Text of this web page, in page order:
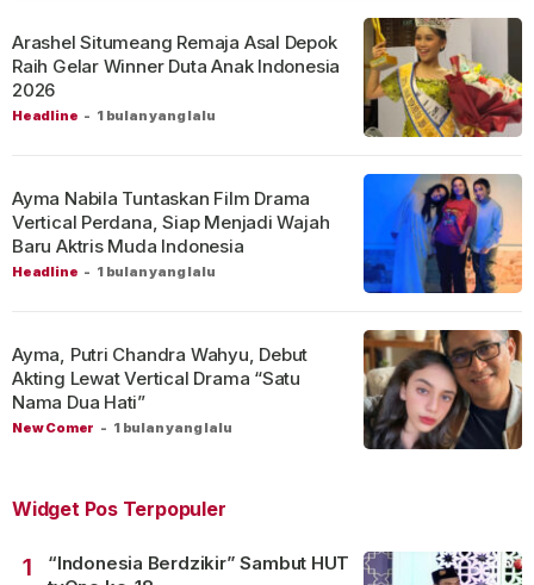
Headline - 1 bulan yang lalu
Arashel Situmeang Remaja Asal Depok
Raih Gelar Winner Duta Anak Indonesia
2026
Headline - 1 bulan yang lalu
Ayma Nabila Tuntaskan Film Drama
Vertical Perdana, Siap Menjadi Wajah
Baru Aktris Muda Indonesia
New Comer - 1 bulan yang lalu
Ayma, Putri Chandra Wahyu, Debut
Akting Lewat Vertical Drama “Satu
Nama Dua Hati”
Widget Pos Terpopuler
1
“Indonesia Berdzikir” Sambut HUT